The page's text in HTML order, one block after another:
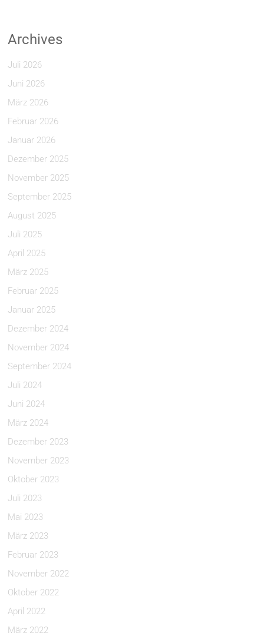
Archives
Juli 2026
Juni 2026
März 2026
Februar 2026
Januar 2026
Dezember 2025
November 2025
September 2025
August 2025
Juli 2025
April 2025
März 2025
Februar 2025
Januar 2025
Dezember 2024
November 2024
September 2024
Juli 2024
Juni 2024
März 2024
Dezember 2023
November 2023
Oktober 2023
Juli 2023
Mai 2023
März 2023
Februar 2023
November 2022
Oktober 2022
April 2022
März 2022